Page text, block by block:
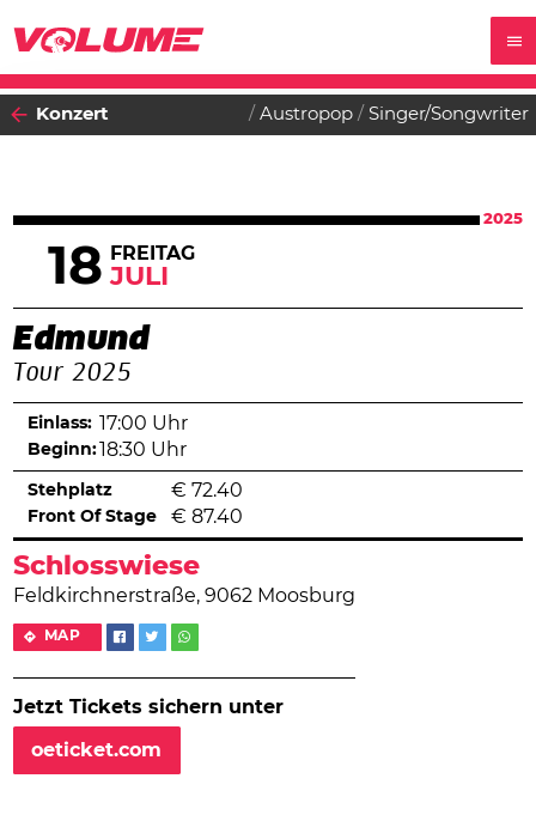
Konzert Austropop Singer/Songwriter
2025
18 FREITAG
JULI
Edmund
Tour 2025
Schlosswiese
Feldkirchnerstraße, 9062 Moosburg
MAP
Jetzt Tickets sichern unter
oeticket.com
Einlass: 17:00 Uhr
Beginn: 18:30 Uhr
Stehplatz € 72.40
Front Of Stage € 87.40